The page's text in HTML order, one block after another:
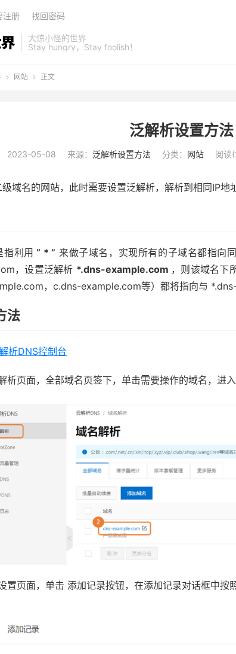
大惊小怪的世界
Stay hungry，Stay foolish！
注册 找回密码
 网站  正文
泛解析设置方法
2023-05-08 来源： 泛解析设置方法 分类： 网站 阅读
域名的网站，此时需要设置泛解析，解析到相同IP地址
指利用 “ * ” 来做子域名，实现所有的子域名都指向
，设置泛解析 *.dns-example.com ，则该域名下
，c.dns-example.com等）都将指向与
法
析DNS控制台
析页面，全部域名页签下，单击需要操作的域名，进入
置页面，单击 添加记录按钮，在添加记录对话框中按